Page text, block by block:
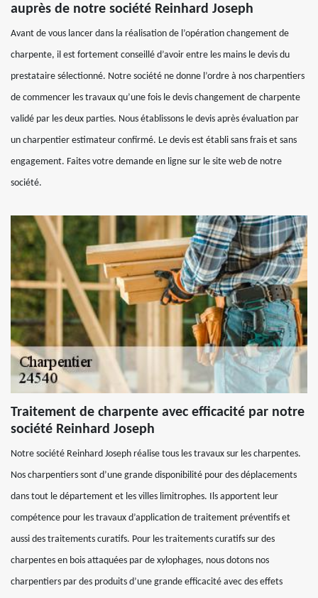
auprès de notre société Reinhard Joseph
Avant de vous lancer dans la réalisation de l’opération changement de
charpente, il est fortement conseillé d’avoir entre les mains le devis du
prestataire sélectionné. Notre société ne donne l’ordre à nos charpentiers
de commencer les travaux qu’une fois le devis changement de charpente
validé par les deux parties. Nous établissons le devis après évaluation par
un charpentier estimateur confirmé. Le devis est établi sans frais et sans
engagement. Faites votre demande en ligne sur le site web de notre
société.
Traitement de charpente avec efficacité par notre
société Reinhard Joseph
Notre société Reinhard Joseph réalise tous les travaux sur les charpentes.
Nos charpentiers sont d’une grande disponibilité pour des déplacements
dans tout le département et les villes limitrophes. Ils apportent leur
compétence pour les travaux d’application de traitement préventifs et
aussi des traitements curatifs. Pour les traitements curatifs sur des
charpentes en bois attaquées par de xylophages, nous dotons nos
charpentiers par des produits d’une grande efficacité avec des effets